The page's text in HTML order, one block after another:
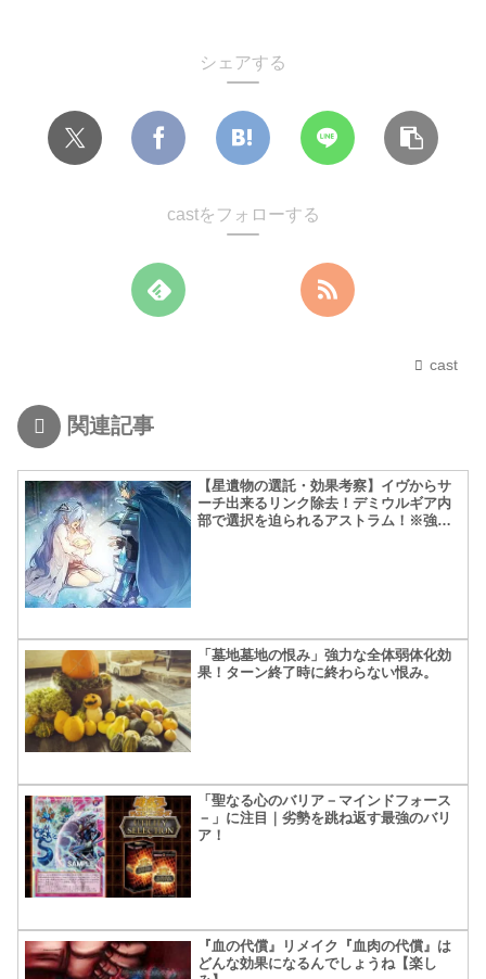
シェアする
castをフォローする
cast
関連記事
【星遺物の選託・効果考察】イヴからサ
ーチ出来るリンク除去！デミウルギア内
部で選択を迫られるアストラム！※強さ
「墓地墓地の恨み」強力な全体弱体化効
果！ターン終了時に終わらない恨み。
「聖なる心のバリア－マインドフォース
－」に注目｜劣勢を跳ね返す最強のバリ
ア！
『血の代償』リメイク『血肉の代償』は
どんな効果になるんでしょうね【楽し